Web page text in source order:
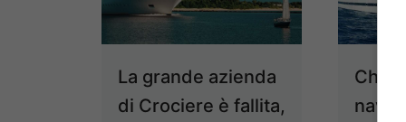
La grande azienda
di Crociere è fallita,
nave